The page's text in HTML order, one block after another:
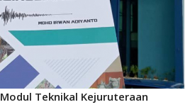
Modul Teknikal Kejuruteraan